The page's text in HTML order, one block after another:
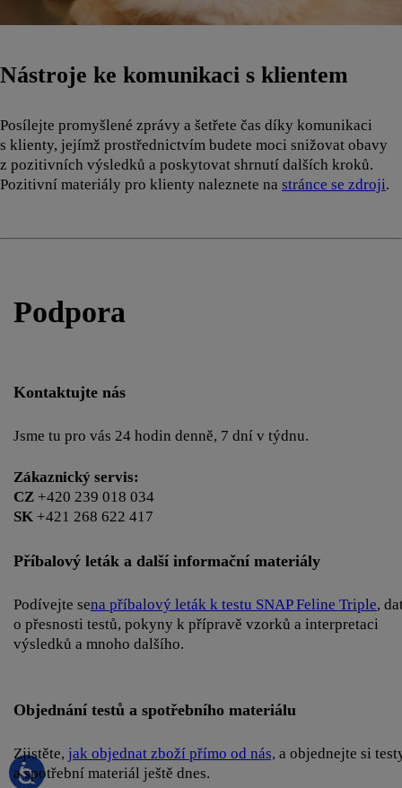
Nástroje ke komunikaci s klientem
Posílejte promyšlené zprávy a šetřete čas díky komunikaci
s klienty, jejímž prostřednictvím budete moci snižovat obavy
z pozitivních výsledků a poskytovat shrnutí dalších kroků.
Pozitivní materiály pro klienty naleznete na stránce se zdroji.
Podpora
Kontaktujte nás
Jsme tu pro vás 24 hodin denně, 7 dní v týdnu.
Zákaznický servis:
CZ +420 239 018 034
SK +421 268 622 417
Příbalový leták a další informační materiály
Podívejte sena příbalový leták k testu SNAP Feline Triple,
o přesnosti testů, pokyny k přípravě vzorků a interpretaci
výsledků a mnoho dalšího.
Objednání testů a spotřebního materiálu
Zjistěte, jak objednat zboží přímo od nás, a objednejte si
a spotřební materiál ještě dnes.